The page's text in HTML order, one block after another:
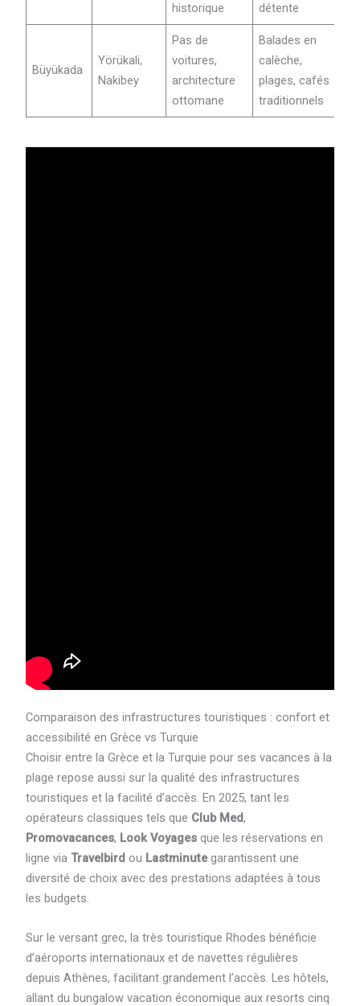
historique
détente
Büyükada
Yörükali,
Nakibey
Pas de
voitures,
architecture
ottomane
Balades en
calèche,
plages, cafés
traditionnels
Comparaison des infrastructures touristiques : confort et
accessibilité en Grèce vs Turquie
Choisir entre la Grèce et la Turquie pour ses vacances à la
plage repose aussi sur la qualité des infrastructures
touristiques et la facilité d’accès. En 2025, tant les
opérateurs classiques tels que Club Med,
Promovacances, Look Voyagesque les réservations en
ligne via Travelbird ou Lastminutegarantissent une
diversité de choix avec des prestations adaptées à tous
les budgets.
Sur le versant grec, la très touristique Rhodes bénéficie
d’aéroports internationaux et de navettes régulières
depuis Athènes, facilitant grandement l’accès. Les hôtels,
allant du bungalow vacation économique aux resorts cinq